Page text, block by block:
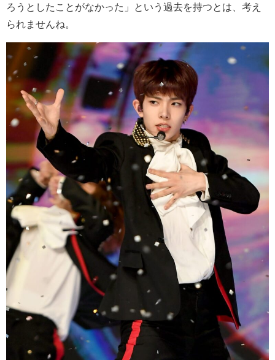
ろうとしたことがなかった」という過去を持つとは、考え
られませんね。